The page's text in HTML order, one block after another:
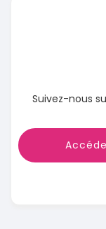
Suivez-nous